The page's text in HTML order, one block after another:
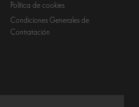
Política de cookies
Condiciones Generales de
Contratación